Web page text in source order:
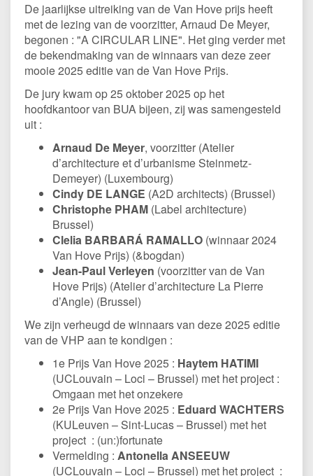
De jaarlijkse uitreiking van de Van Hove prijs heeft
met de lezing van de voorzitter, Arnaud De Meyer,
begonen : "A CIRCULAR LINE". Het ging verder met
de bekendmaking van de winnaars van deze zeer
mooie 2025 editie van de Van Hove Prijs.
De jury kwam op 25 oktober 2025 op het
hoofdkantoor van BUA bijeen, zij was samengesteld
uit :
Arnaud De Meyer, voorzitter (Atelier
d’architecture et d’urbanisme Steinmetz-
Demeyer) (Luxembourg)
Cindy DE LANGE (A2D architects) (Brussel)
Christophe PHAM (Label architecture)
Brussel)
Clelia BARBARÁ RAMALLO (winnaar 2024
Van Hove Prijs) (&bogdan)
Jean-Paul Verleyen (voorzitter van de Van
Hove Prijs) (Atelier d’architecture La Pierre
d’Angle) (Brussel)
We zijn verheugd de winnaars van deze 2025 editie
van de VHP aan te kondigen :
1e Prijs Van Hove 2025 : Haytem HATIMI
(UCLouvain – Loci – Brussel) met het project :
Omgaan met het onzekere
2e Prijs Van Hove 2025 : Eduard WACHTERS
(KULeuven – Sint-Lucas – Brussel) met het
project : (un:)fortunate
Vermelding : Antonella ANSEEUW
(UCLouvain – Loci – Brussel) met het project :